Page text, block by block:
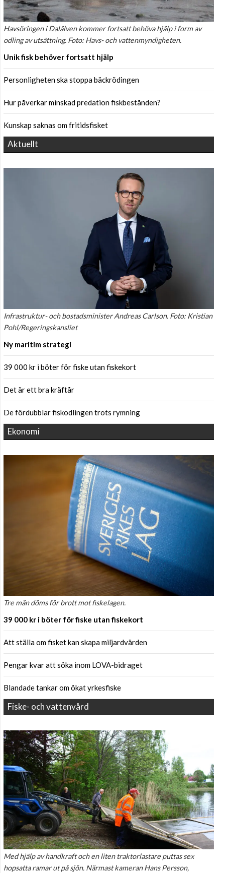
Havsöringen i Dalälven kommer fortsatt behöva hjälp i form av
odling av utsättning. Foto: Havs- och vattenmyndigheten.
Unik fisk behöver fortsatt hjälp
Personligheten ska stoppa bäckrödingen
Hur påverkar minskad predation fiskbestånden?
Kunskap saknas om fritidsfisket
Aktuellt
Infrastruktur- och bostadsminister Andreas Carlson. Foto: Kristian
Pohl/Regeringskansliet
Ny maritim strategi
39 000 kr i böter för fiske utan fiskekort
Det är ett bra kräftår
De fördubblar fiskodlingen trots rymning
Ekonomi
Tre män döms för brott mot fiskelagen.
39 000 kr i böter för fiske utan fiskekort
Att ställa om fisket kan skapa miljardvärden
Pengar kvar att söka inom LOVA-bidraget
Blandade tankar om ökat yrkesfiske
Fiske- och vattenvård
Med hjälp av handkraft och en liten traktorlastare puttas sex
hopsatta ramar ut på sjön. Närmast kameran Hans Persson,